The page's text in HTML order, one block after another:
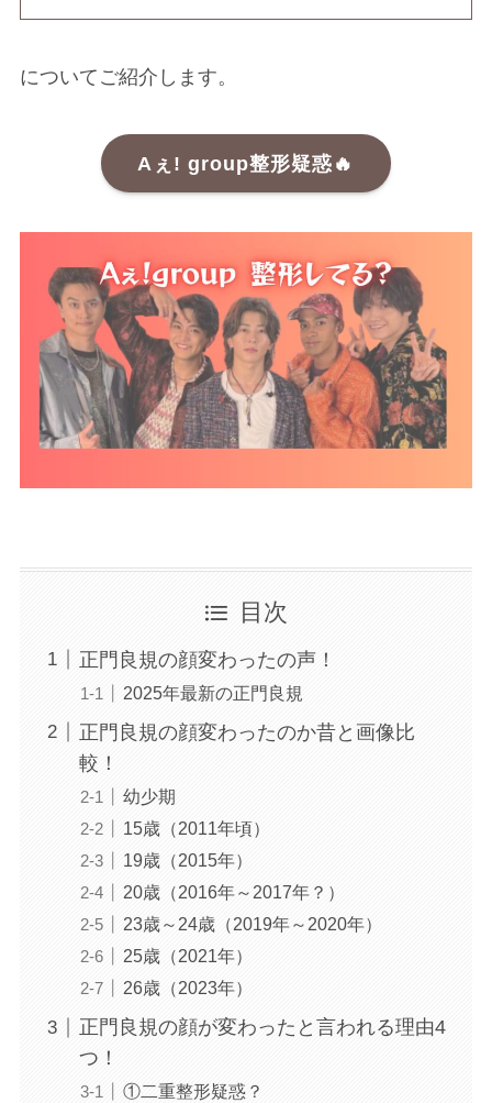
についてご紹介します。
Aぇ! group整形疑惑🔥
目次
正門良規の顔変わったの声！
2025年最新の正門良規
正門良規の顔変わったのか昔と画像比
較！
幼少期
15歳（2011年頃）
19歳（2015年）
20歳（2016年～2017年？）
23歳～24歳（2019年～2020年）
25歳（2021年）
26歳（2023年）
正門良規の顔が変わったと言われる理由4
つ！
①二重整形疑惑？